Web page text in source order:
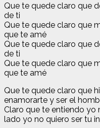
Que te quede claro que
de ti
Que te quede claro que
que te amé
Que te quede claro que
de ti
Que te quede claro que
que te amé
Que te quede claro que
enamorarte y ser el
Claro que te entiendo yo
lado yo no quiero ser tu